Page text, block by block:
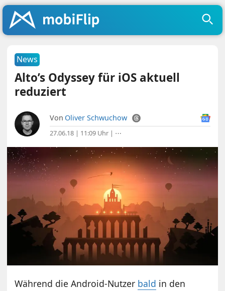
News
Alto’s Odyssey für iOS aktuell
reduziert
Von Oliver Schwuchow
27.06.18 | 11:09 Uhr | ⋯
Während die Android-Nutzer bald in den